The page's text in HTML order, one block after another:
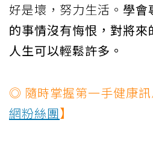
好是壞，努力生活。 學會
的事情沒有悔恨，對將來
人生可以輕鬆許多。
◎ 隨時掌握第一手健康
網粉絲團】